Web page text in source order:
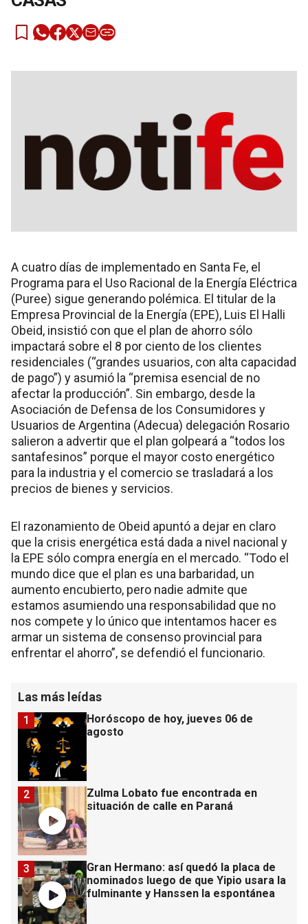
A cuatro días de implementado en Santa Fe, el
Programa para el Uso Racional de la Energía Eléctrica
(Puree) sigue generando polémica. El titular de la
Empresa Provincial de la Energía (EPE), Luis El Halli
Obeid, insistió con que el plan de ahorro sólo
impactará sobre el 8 por ciento de los clientes
residenciales (“grandes usuarios, con alta capacidad
de pago”) y asumió la “premisa esencial de no
afectar la producción”. Sin embargo, desde la
Asociación de Defensa de los Consumidores y
Usuarios de Argentina (Adecua) delegación Rosario
salieron a advertir que el plan golpeará a “todos los
santafesinos” porque el mayor costo energético
para la industria y el comercio se trasladará a los
precios de bienes y servicios.
El razonamiento de Obeid apuntó a dejar en claro
que la crisis energética está dada a nivel nacional y
la EPE sólo compra energía en el mercado. “Todo el
mundo dice que el plan es una barbaridad, un
aumento encubierto, pero nadie admite que
estamos asumiendo una responsabilidad que no
nos compete y lo único que intentamos hacer es
armar un sistema de consenso provincial para
enfrentar el ahorro”, se defendió el funcionario.
Las más leídas
Horóscopo de hoy, jueves 06 de
agosto
1
Zulma Lobato fue encontrada en
situación de calle en Paraná
2
Gran Hermano: así quedó la placa de
nominados luego de que Yipio usara la
fulminante y Hanssen la espontánea
3